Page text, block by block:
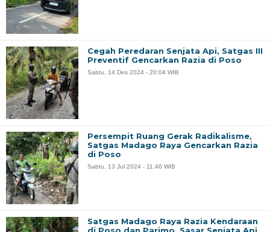
Cegah Peredaran Senjata Api, Satgas III
Preventif Gencarkan Razia di Poso
Sabtu, 14 Des 2024 - 20:04 WIB
Persempit Ruang Gerak Radikalisme,
Satgas Madago Raya Gencarkan Razia
di Poso
Sabtu, 13 Jul 2024 - 11:46 WIB
Satgas Madago Raya Razia Kendaraan